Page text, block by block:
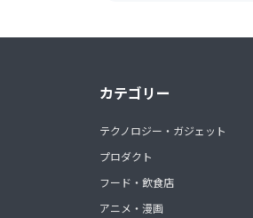
カテゴリー
テクノロジー・ガジェット
プロダクト
フード・飲食店
アニメ・漫画